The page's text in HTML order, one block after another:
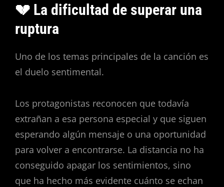
💔 La dificultad de superar una
ruptura
Uno de los temas principales de la canción es
el duelo sentimental.
Los protagonistas reconocen que todavía
extrañan a esa persona especial y que siguen
esperando algún mensaje o una oportunidad
para volver a encontrarse. La distancia no ha
conseguido apagar los sentimientos, sino
que ha hecho más evidente cuánto se echan